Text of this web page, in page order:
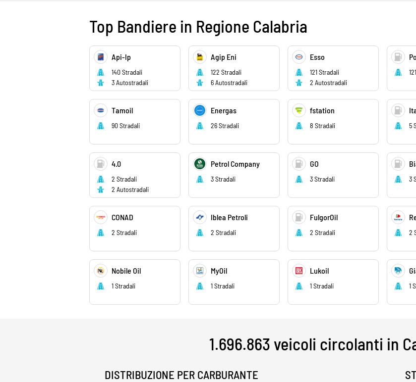
Top Bandiere in Regione Calabria
Api-Ip
140 Stradali
3 Autostradali
Agip Eni
122 Stradali
6 Autostradali
Esso
121 Stradali
2 Autostradali
Tamoil
90 Stradali
Energas
26 Stradali
fstation
8 Stradali 5
4.0
2 Stradali
2 Autostradali
Petrol Company
3 Stradali
GO
3 Stradali 3
CONAD
2 Stradali
Iblea Petroli
2 Stradali
FulgorOil
2 Stradali 2
Nobile Oil
1 Stradali
MyOil
1 Stradali
Lukoil
1 Stradali 1
1.696.863 veicoli circolanti in
DISTRIBUZIONE PER CARBURANTE